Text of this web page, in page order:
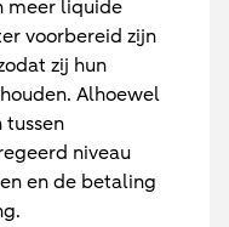
meer liquide
voorbereid zijn
zij hun
Alhoewel
niveau
en de betaling